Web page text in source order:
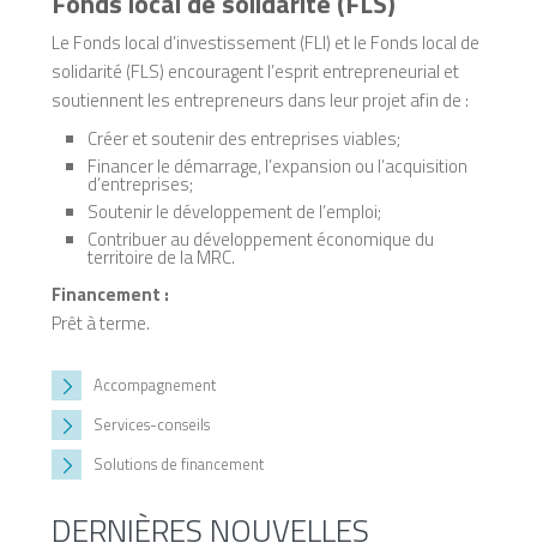
Le Fonds local d’investissement (FLI) et le Fonds local de
solidarité (FLS) encouragent l’esprit entrepreneurial et
soutiennent les entrepreneurs dans leur projet afin de :
Créer et soutenir des entreprises viables;
Financer le démarrage, l’expansion ou l’acquisition
d’entreprises;
Soutenir le développement de l’emploi;
Contribuer au développement économique du
territoire de la MRC.
Financement :
Prêt à terme.
Accompagnement
Services-conseils
Solutions de financement
DERNIÈRES NOUVELLES